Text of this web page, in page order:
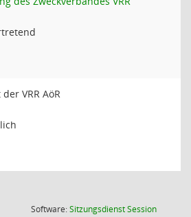
VRR AöR
Software:SitzungsdienstSession(Wird in